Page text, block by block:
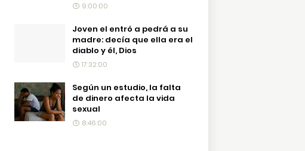
9:00:00
Joven el entró a pedrá a su
madre: decía que ella era el
diablo y él, Dios
17:32:00
Según un estudio, la falta
de dinero afecta la vida
sexual
8:46:00